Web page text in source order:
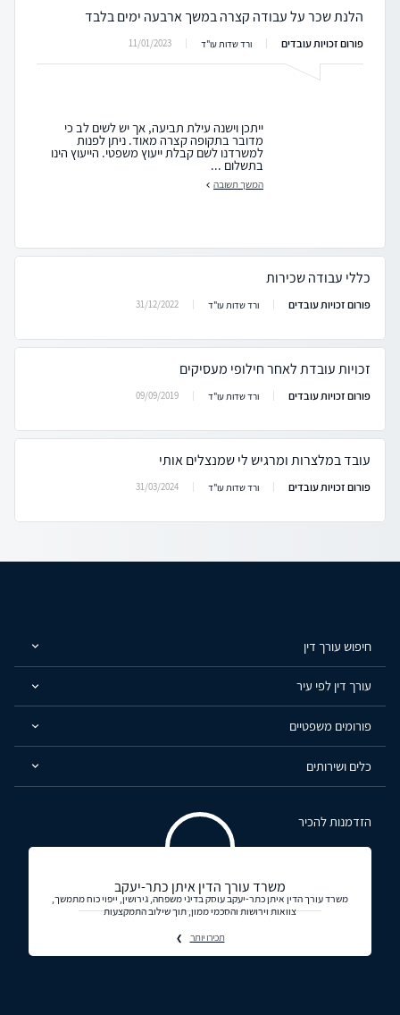
הלנת שכר על עבודה קצרה במשך ארבעה ימים בלבד
פורום זכויות עובדים ורד שדות עו"ד 11/01/2023
ייתכן וישנה עילת תביעה, אך יש לשים לב כי
מדובר בתקופה קצרה מאוד. ניתן לפנות
למשרדנו לשם קבלת ייעוץ משפטי. הייעוץ הינו
בתשלום ...
המשך תשובה
כללי עבודה שכירות
פורום זכויות עובדים ורד שדות עו"ד 31/12/2022
זכויות עובדת לאחר חילופי מעסיקים
פורום זכויות עובדים ורד שדות עו"ד 09/09/2019
עובד במלצרות ומרגיש לי שמנצלים אותי
פורום זכויות עובדים ורד שדות עו"ד 31/03/2024
חיפוש עורך דין
עורך דין לפי עיר
פורומים משפטיים
כלים ושירותים
הזדמנות להכיר
משרד עורך הדין איתן כתר-יעקב
משרד עורך הדין איתן כתר-יעקב עוסק בדיני משפחה, גירושין, ייפוי כוח מתמשך,
צוואות וירושות והסכמי ממון, תוך שילוב התמקצעות
תכירו יותר